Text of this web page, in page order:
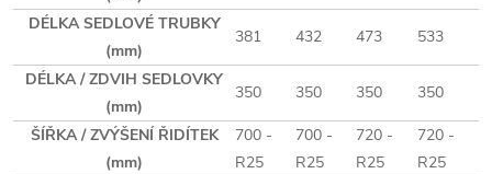
DÉLKA SEDLOVÉ TRUBKY
(mm)
381 432 473 533
DÉLKA / ZDVIH SEDLOVKY
(mm)
350 350 350 350
ŠÍŘKA / ZVÝŠENÍ ŘIDÍTEK
(mm)
700 -
R25
700 -
R25
720 -
R25
720 -
R25